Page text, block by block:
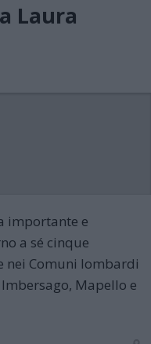
Laura
importante e
a sé cinque
nei Comuni lombardi
Mapello e